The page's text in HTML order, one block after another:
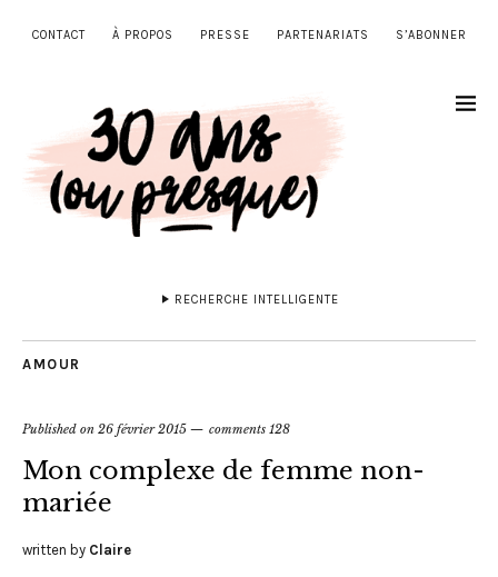
CONTACT À PROPOS PRESSE PARTENARIATS S’ABONNER
RECHERCHE INTELLIGENTE
AMOUR
Published on 26 février 2015 comments 128
Mon complexe de femme non-
mariée
written by Claire